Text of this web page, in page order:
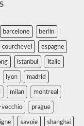
barcelone berlin
courchevel espagne
istanbul italie
lyon madrid
milan montreal
prague
savoie shanghai